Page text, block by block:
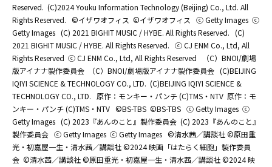
Reserved. (C)2024 Youku Information Technology (Beijing) Co., Ltd. All
Rights Reserved. ©イザワオフィス ©イザワオフィス ⓒ Getty Images ⓒ
Getty Images (C) 2021 BIGHIT MUSIC / HYBE. All Rights Reserved. (C)
2021 BIGHIT MUSIC / HYBE. All Rights Reserved. ⓒ CJ ENM Co., Ltd, All
Rights Reserved ⓒ CJ ENM Co., Ltd, All Rights Reserved
（C）BNOI/劇場
版アイナナ製作委員会
（C）BNOI/劇場版アイナナ製作委員会 (C)BEIJING
IQIYI SCIENCE & TECHNOLOGY CO., LTD. (C)BEIJING IQIYI SCIENCE &
TECHNOLOGY CO., LTD.
原作：モンキー・パンチ (C)TMS・NTV 原作：モ
ンキー・パンチ (C)TMS・NTV ©BS-TBS ©BS-TBS ⓒ Getty Images ⓒ
Getty Images (C) 2023『あんのこと』製作委員会 (C) 2023『あんのこと』
製作委員会 ⓒ Getty Images ⓒ Getty Images ©清水茜／講談社 ©原田重
光・初嘉屋一生・清水茜／講談社 ©2024 映画「はたらく細胞」製作委員
会 ©清水茜／講談社 ©原田重光・初嘉屋一生・清水茜／講談社 ©2024 映